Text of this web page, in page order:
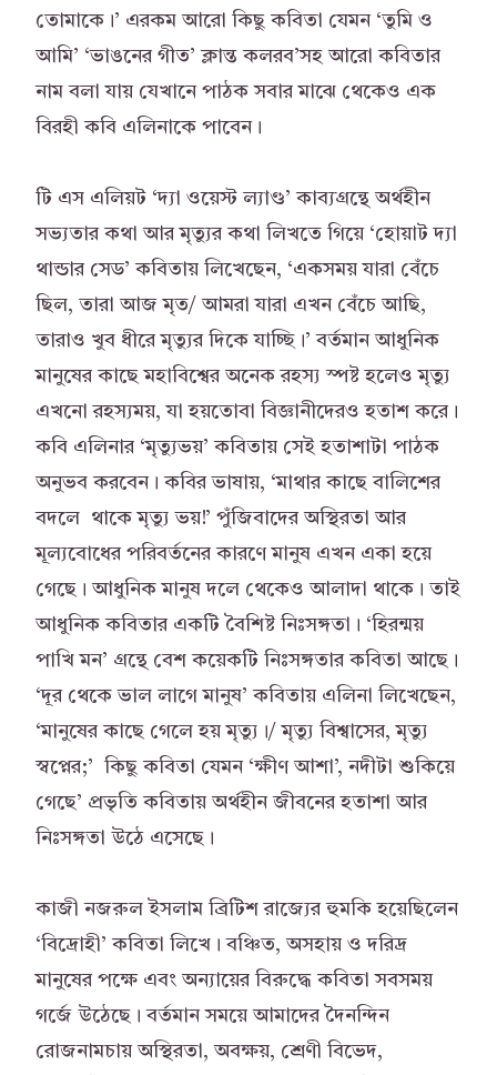
তোমাকে।’ এরকম আরো কিছু কবিতা যেমন ‘তুমি ও
আমি’ ‘ভাঙনের গীত’ ক্লান্ত কলরব’সহ আরো কবিতার
নাম বলা যায় যেখানে পাঠক সবার মাঝে থেকেও এক
বিরহী কবি এলিনাকে পাবেন।
টি এস এলিয়ট ‘দ্যা ওয়েস্ট ল্যাণ্ড’ কাব্যগ্রন্থে অর্থহীন
সভ্যতার কথা আর মৃত্যুর কথা লিখতে গিয়ে ‘হোয়াট দ্যা
থান্ডার সেড’ কবিতায় লিখেছেন, ‘একসময় যারা বেঁচে
ছিল, তারা আজ মৃত/ আমরা যারা এখন বেঁচে আছি,
তারাও খুব ধীরে মৃত্যুর দিকে যাচ্ছি।’ বর্তমান আধুনিক
মানুষের কাছে মহাবিশ্বের অনেক রহস্য স্পষ্ট হলেও মৃত্যু
এখনো রহস্যময়, যা হয়তোবা বিজ্ঞানীদেরও হতাশ করে।
কবি এলিনার ‘মৃত্যুভয়’ কবিতায় সেই হতাশাটা পাঠক
অনুভব করবেন। কবির ভাষায়, ‘মাথার কাছে বালিশের
বদলে থাকে মৃত্যু ভয়!’ পুঁজিবাদের অস্থিরতা আর
মূল্যবোধের পরিবর্তনের কারণে মানুষ এখন একা হয়ে
গেছে। আধুনিক মানুষ দলে থেকেও আলাদা থাকে। তাই
আধুনিক কবিতার একটি বৈশিষ্ট নিঃসঙ্গতা। ‘হিরন্ময়
পাখি মন’ গ্রন্থে বেশ কয়েকটি নিঃসঙ্গতার কবিতা আছে।
‘দূর থেকে ভাল লাগে মানুষ’ কবিতায় এলিনা লিখেছেন,
‘মানুষের কাছে গেলে হয় মৃত্যু।/ মৃত্যু বিশ্বাসের, মৃত্যু
স্বপ্নের;’ কিছু কবিতা যেমন ‘ক্ষীণ আশা’, নদীটা শুকিয়ে
গেছে’ প্রভৃতি কবিতায় অর্থহীন জীবনের হতাশা আর
নিঃসঙ্গতা উঠে এসেছে।
কাজী নজরুল ইসলাম ব্রিটিশ রাজ্যের হুমকি হয়েছিলেন
‘বিদ্রোহী’ কবিতা লিখে। বঞ্চিত, অসহায় ও দরিদ্র
মানুষের পক্ষে এবং অন্যায়ের বিরুদ্ধে কবিতা সবসময়
গর্জে উঠেছে। বর্তমান সময়ে আমাদের দৈনন্দিন
রোজনামচায় অস্থিরতা, অবক্ষয়, শ্রেণী বিভেদ,